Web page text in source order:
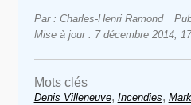
Par : Charles-Henri Ramond
Mise à jour : 7 décembre 2014,
Mots clés
Denis Villeneuve, Incendies,